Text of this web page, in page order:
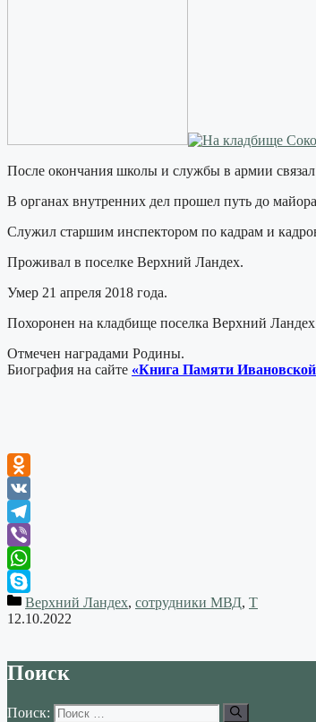
После окончания школы и службы в армии
В органах внутренних дел прошел путь до
Служил старшим инспектором по кадрам и
Проживал в поселке Верхний Ландех.
Умер 21 апреля 2018 года.
Похоронен на кладбище поселка Верхний
Отмечен наградами Родины.
Биография на сайте «Книга Памяти Ивановской
Odnoklassniki
VK
Telegram
Viber
WhatsApp
SkypeВерхний Ландех, сотрудники МВД, Т
12.10.2022
Поиск
Поиск: